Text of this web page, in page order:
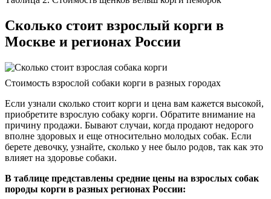
Сколько стоит взрослый корги в
Москве и регионах России
Стоимость взрослой собаки корги в разных городах
Если узнали сколько стоит корги и цена вам кажется высокой,
приобретите взрослую собаку корги. Обратите внимание на
причину продажи. Бывают случаи, когда продают недорого
вполне здоровых и еще относительно молодых собак. Если
берете девочку, узнайте, сколько у нее было родов, так как это
влияет на здоровье собаки.
В таблице представлены средние цены на взрослых собак
породы корги в разных регионах России: